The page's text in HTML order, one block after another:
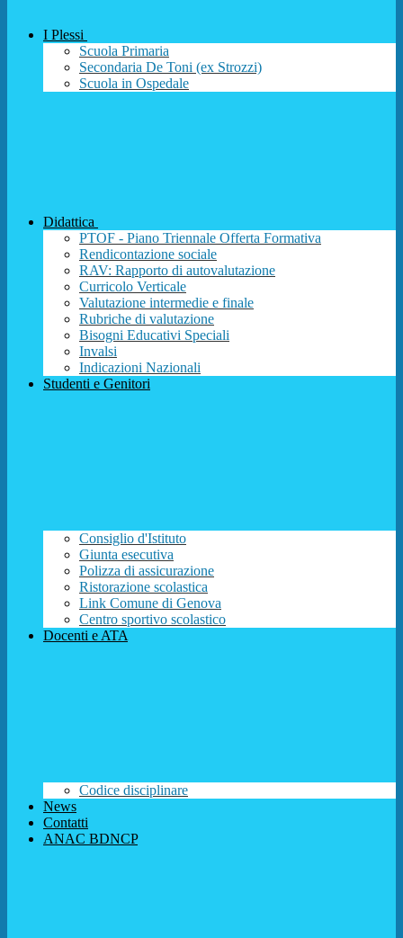
I Plessi
Scuola Primaria
Secondaria De Toni (ex Strozzi)
Scuola in Ospedale
Didattica
PTOF - Piano Triennale Offerta Formativa
Rendicontazione sociale
RAV: Rapporto di autovalutazione
Curricolo Verticale
Valutazione intermedie e finale
Rubriche di valutazione
Bisogni Educativi Speciali
Invalsi
Indicazioni Nazionali
Studenti e Genitori
Consiglio d'Istituto
Giunta esecutiva
Polizza di assicurazione
Ristorazione scolastica
Link Comune di Genova
Centro sportivo scolastico
Docenti e ATA
Codice disciplinare
News
Contatti
ANAC BDNCP